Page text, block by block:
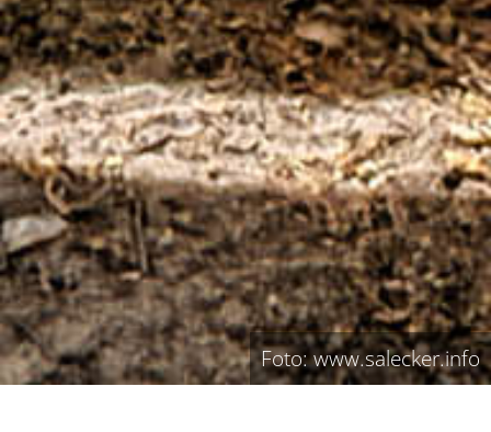
Foto: www.salecker.info